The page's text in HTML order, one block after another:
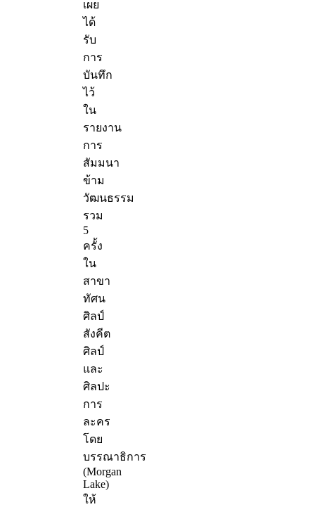
เผย
ได้
รับ
การ
บันทึก
ไว้
ใน
รายงาน
การ
สัมมนา
ข้าม
วัฒนธรรม
รวม
5
ครั้ง
ใน
สาขา
ทัศน
ศิลป์
สังคีต
ศิลป์
และ
ศิลปะ
การ
ละคร
โดย
บรรณาธิการ
(Morgan
Lake)
ให้